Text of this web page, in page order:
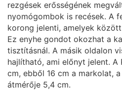
rezgések erősségének
nyomógombok is recések. A
korong jelenti, amelyek
Ez enyhe gondot okozhat a
tisztításnál. A másik oldalon
hajlítható, ami előnyt jelent. A
cm, ebből 16 cm a markolat,
átmérője 5,4 cm.